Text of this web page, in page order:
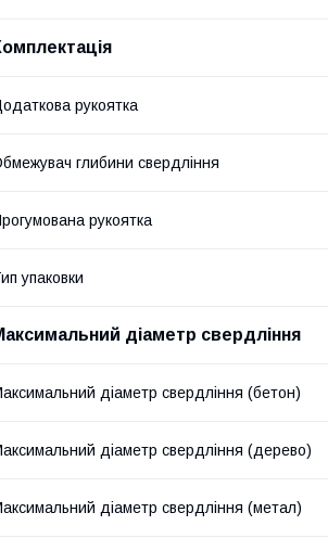
рукоятка
глибини свердління
рукоятка
упаковки
діаметр свердління
діаметр свердління (бетон)
діаметр свердління (дерево)
діаметр свердління (метал)